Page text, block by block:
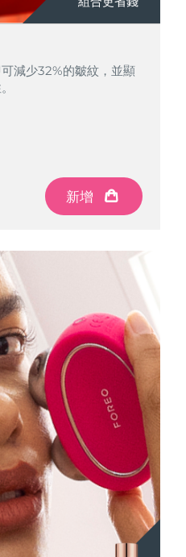
減少32%的皺紋，並顯
新增
8/12/26
8/12/26
預計送達日期8/15/26
預計送達日期8/15/26
預計送達日期 8/13/26
預計送達日期 8/12/26
預計送達日期8/14/26
預計送達日期 8/13/26